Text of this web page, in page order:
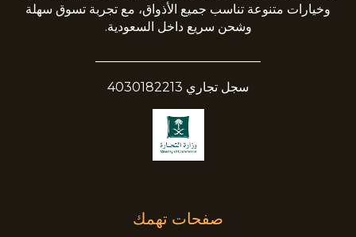
وخيارات متنوعة تناسب جميع الأذواق، مع تجربة تسوق سهلة
وشحن سريع داخل السعودية.
سجل تجاري 4030182213
صفحات تهمك